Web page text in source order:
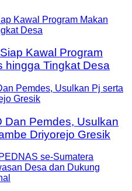
Kawal Program
hingga Tingkat Desa
Dan Pemdes, Usulkan
Driyorejo Gresik